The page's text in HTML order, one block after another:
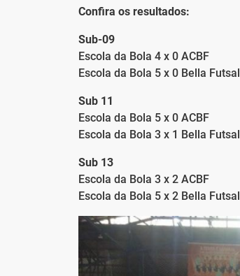
Confira os resultados:
Sub-09
Escola da Bola 4 x 0 ACBF
Escola da Bola 5 x 0 Bella Futsal
Sub 11
Escola da Bola 5 x 0 ACBF
Escola da Bola 3 x 1 Bella Futsal
Sub 13
Escola da Bola 3 x 2 ACBF
Escola da Bola 5 x 2 Bella Futsal